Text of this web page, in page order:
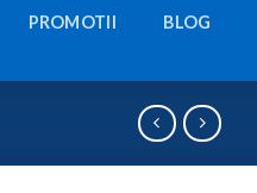
PROMOTII BLOG